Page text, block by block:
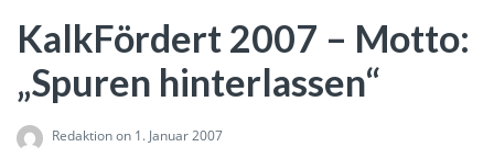
KalkFördert 2007 – Motto:
„Spuren hinterlassen“
Redaktionon 1. Januar 2007